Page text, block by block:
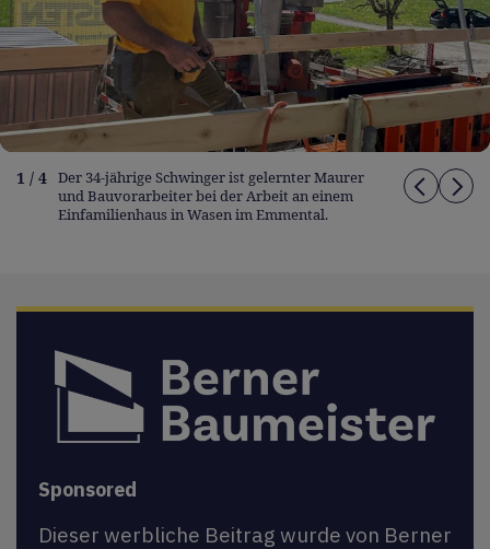
1 / 4 Der 34-jährige Schwinger ist gelernter Maurer
und Bauvorarbeiter bei der Arbeit an einem
Einfamilienhaus in Wasen im Emmental.
Sponsored
Dieser werbliche Beitrag wurde von Berner